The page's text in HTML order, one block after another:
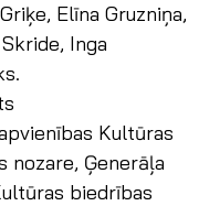
Elīna Gruzniņa,
Inga
Kultūras
nozare, Ģenerāļa
biedrības